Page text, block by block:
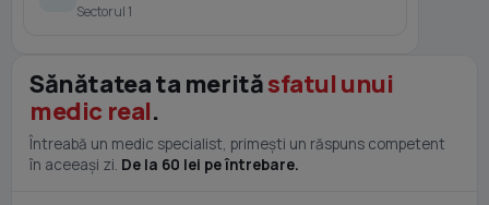
Sectorul 1
Sănătatea ta merităsfatul unui
medic real.
Întreabă un medic specialist, primești un răspuns competent
în aceeași zi. De la 60 lei pe întrebare.